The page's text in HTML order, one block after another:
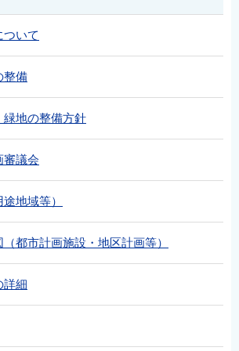
ついて
整備
地の整備方針
審議会
地域等）
都市計画施設・地区計画等）
詳細